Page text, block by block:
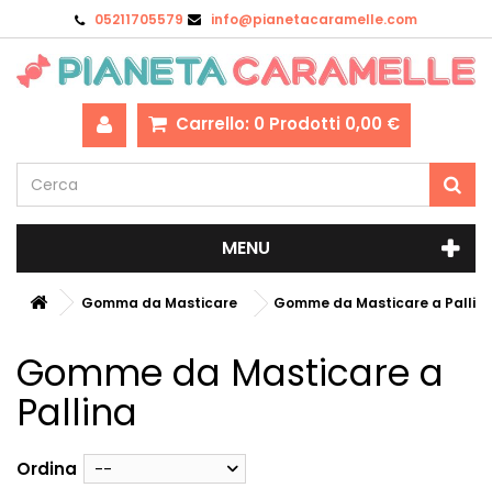
05211705579 info@pianetacaramelle.com
Carrello: 0 Prodotti 0,00 €
MENU
Gomma da Masticare Gomme da Masticare a
Gomme da Masticare a
Pallina
Ordina --